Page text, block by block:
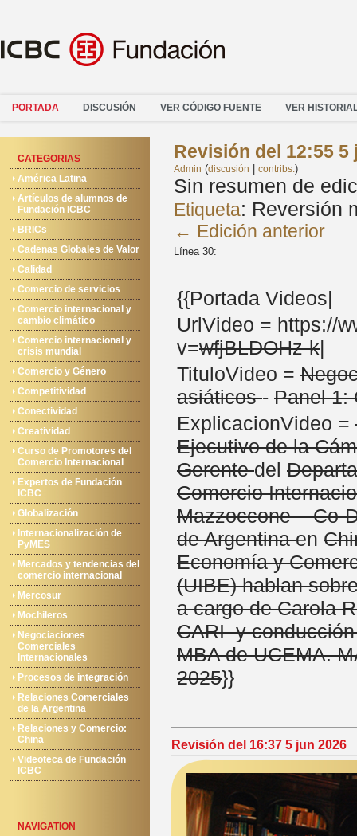
PORTADA DISCUSIÓN VER CÓDIGO FUENTE VER
CATEGORIAS
América Latina
Artículos de alumnos de
Fundación ICBC
BRICs
Cadenas Globales de Valor
Calidad
Comercio de servicios
Comercio internacional y
cambio climático
Comercio internacional y
crisis mundial
Comercio y Género
Competitividad
Conectividad
Creatividad
Curso de Promotores del
Comercio Internacional
Expertos de Fundación
ICBC
Globalización
Internacionalización de
PyMES
Mercados y tendencias del
comercio internacional
Mercosur
Mochileros
Negociaciones
Comerciales
Internacionales
Procesos de integración
Relaciones Comerciales
de la Argentina
Relaciones y Comercio:
China
Videoteca de Fundación
ICBC
NAVIGATION
Revisión del 12:55 5
Admin (discusión contribs.)
Sin resumen de
Etiqueta: Reversión
← Edición anterior
Línea 30:
{{Portada Videos|
UrlVideo = https://
v=wfjBLDOHz-k|
TituloVideo =
asiáticos- Panel 1:
ExplicacionVideo =
Ejecutivo de la
Gerentedel
Comercio
Mazzoccone – Co-
de Argentinaen
Economía y
(UIBE) hablan
a cargo de Carola
CARI y
MBA de UCEMA.
2025}}
Revisión del 16:37 5 jun 2026